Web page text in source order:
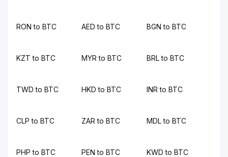
RON to BTC AED to BTC BGN to BTC
KZT to BTC MYR to BTC BRL to BTC
TWD to BTC HKD to BTC INR to BTC
CLP to BTC ZAR to BTC MDL to BTC
PHP to BTC PEN to BTC KWD to BTC